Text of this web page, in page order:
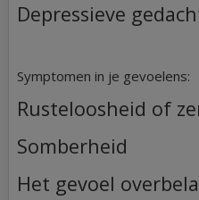
Depressieve
Symptomen in je gevoelens:
Rusteloosheid of
Somberheid
Het gevoel